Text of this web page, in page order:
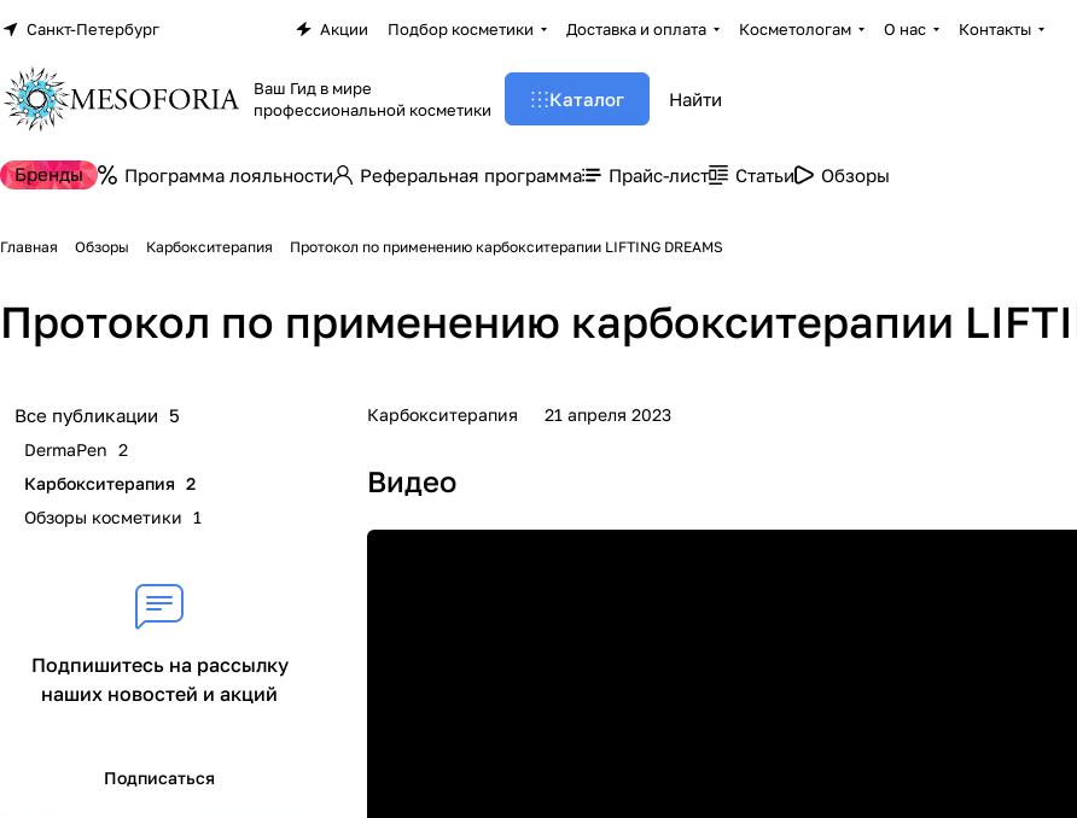
Санкт-Петербург Акции Подбор косметики Доставка и оплата Косметологам О нас Контакты
Ваш Гид в мире
профессиональной косметики
Каталог
Бренды Программа лояльности Реферальная программа Прайс-лист Статьи Обзоры
Главная Обзоры Карбокситерапия Протокол по применению карбокситерапии LIFTING DREAMS
Протокол по применению карбокситерапии
Карбокситерапия 21 апреля 2023
Видео
Все публикации 5
DermaPen 2
Карбокситерапия 2
Обзоры косметики 1
Подпишитесь на рассылку
наших новостей и акций
Подписаться